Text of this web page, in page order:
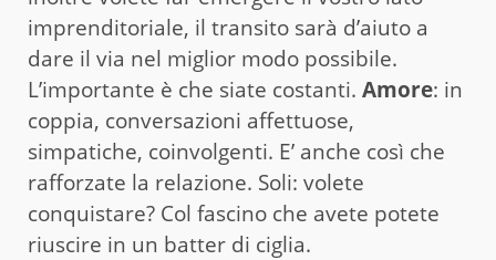
imprenditoriale, il transito sarà d’aiuto a
dare il via nel miglior modo possibile.
L’importante è che siate costanti. Amore: in
coppia, conversazioni affettuose,
simpatiche, coinvolgenti. E’ anche così che
rafforzate la relazione. Soli: volete
conquistare? Col fascino che avete potete
riuscire in un batter di ciglia.